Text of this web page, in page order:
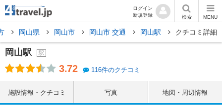
ログイン
新規登録
検索 MENU
岡山県 岡山市 岡山市 交通 岡山駅 クチコミ詳細
岡山駅 駅
3.72 116件のクチコミ
施設情報・クチコミ 写真 地図・周辺情報